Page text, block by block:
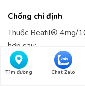
Tìm đường Chat Zalo
Chống chỉ định
Thuốc Beatil® 4mg/
hợp sau:
Tất cả các chống chỉ